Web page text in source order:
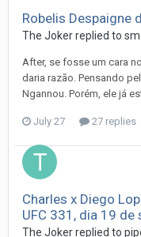
Robelis Despaigne
The Jokerreplied to
After, se fosse um cara
daria razão. Pensando
Ngannou. Porém, ele já
July 27 27 replies
Charles x Diego
UFC 331, dia 19 de
The Jokerreplied to